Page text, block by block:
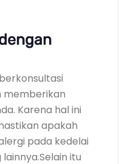
memberikan
Karena hal ini
apakah
pada kedelai
itu